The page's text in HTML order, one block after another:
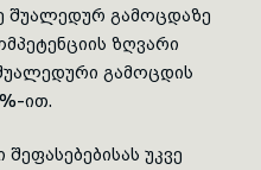
შუალედურ გამოცდაზე
ზღვარი
გამოცდის
ით.
უკვე